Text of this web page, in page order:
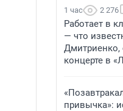
1 час 2 276
Работает в
— что
Дмитриенко,
концерте в
привычка»: